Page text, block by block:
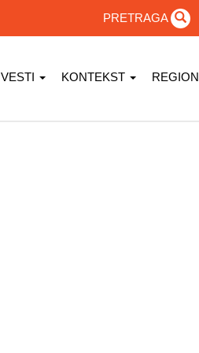
PRETRAGA
VESTI KONTEKST REGION